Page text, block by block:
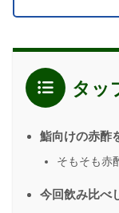
タッ
鮨向けの赤酢
そもそも赤
今回飲み比べ